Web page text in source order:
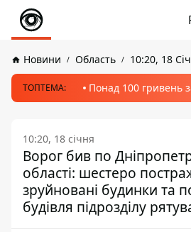
Новини Область 10:20, 18
ТОПТЕМА: Понад 100 гривень
10:20, 18 січня
Ворог бив по
області: шестеро
зруйновані будинки та
будівля підрозділу